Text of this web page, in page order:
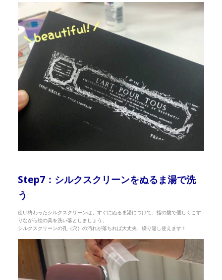
Step7：シルクスクリーンをぬるま湯で洗
う
使い終わったシルクスクリーンは、すぐにぬるま湯につけて、指の腹で優しくこす
りながら絵の具を洗い落としましょう。
シルクスクリーンの孔（穴）の汚れが落ちれば大丈夫、繰り返し使えます！